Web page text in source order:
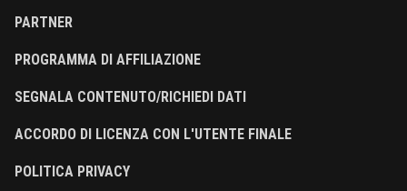
PARTNER
PROGRAMMA DI AFFILIAZIONE
SEGNALA CONTENUTO/RICHIEDI DATI
ACCORDO DI LICENZA CON L'UTENTE FINALE
POLITICA PRIVACY